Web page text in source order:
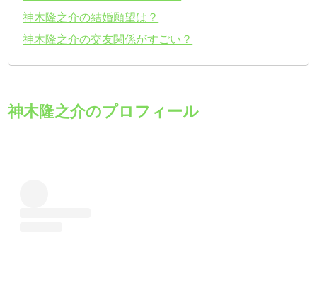
神木隆之介の結婚願望は？
神木隆之介の交友関係がすごい？
神木隆之介のプロフィール